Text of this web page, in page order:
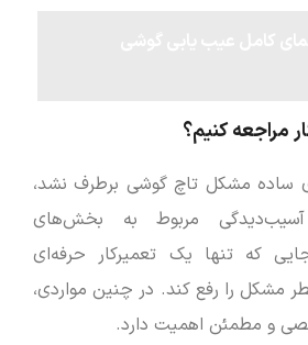
مراجعه کنیم؟
ساده مشکل تاچ گوشی برطرف نشد،
مربوط به بخش‌های
که تنها یک تعمیرکار حرفه‌ای
مشکل را رفع کند. در چنین مواردی،
و مطمئن اهمیت دارد.